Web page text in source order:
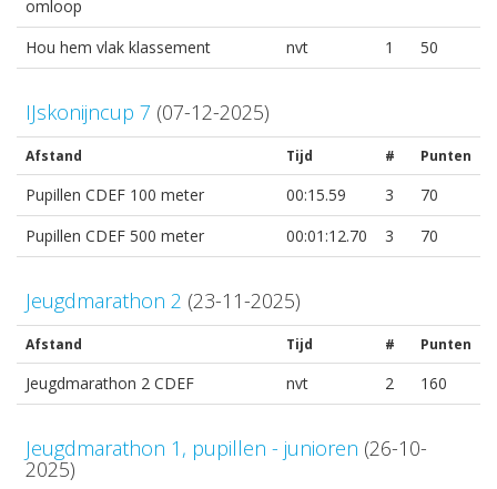
omloop
Hou hem vlak klassement
nvt 1 50
IJskonijncup 7 (07-12-2025)
Afstand Tijd # Punten
Pupillen CDEF 100 meter 00:15.59 3
70
Pupillen CDEF 500 meter
00:01:12.70 3 70
Jeugdmarathon 2 (23-11-2025)
Afstand Tijd # Punten
Jeugdmarathon 2 CDEF nvt 2 160
Jeugdmarathon 1, pupillen - junioren (26-10-
2025)